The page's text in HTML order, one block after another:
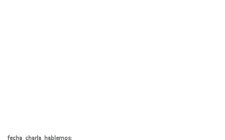
fecha_charla_hablemos: